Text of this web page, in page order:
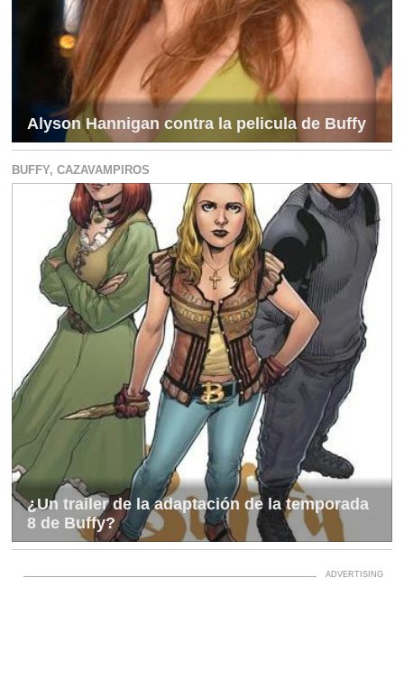
Alyson Hannigan contra la pelicula de Buffy
BUFFY, CAZAVAMPIROS
¿Un trailer de la adaptación de la temporada
8 de Buffy?